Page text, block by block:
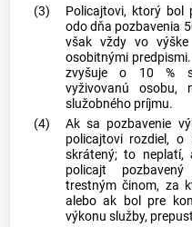
(3)
Policajtovi, ktorý bol
odo dňa pozbavenia
však vždy vo výške
osobitnými
zvyšuje o 10 %
vyživovanú
služobného príjmu.
(4)
Ak sa pozbavenie
policajtovi rozdiel,
skrátený; to neplatí,
policajt
trestným činom, za
alebo ak bol pre
výkonu služby,